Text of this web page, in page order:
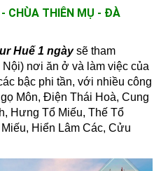
- CHÙA THIÊN MỤ - ĐÀ
Huế 1 ngàysẽ tham
nơi ăn ở và làm việc của
bậc phi tần, với nhiều công
Môn,Điện Thái Hoà,Cung
Hưng Tổ Miếu, Thế Tổ
Hiển Lâm Các, Cửu